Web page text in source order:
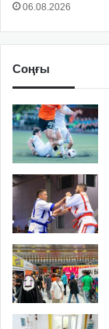
06.08.2026
Соңғы